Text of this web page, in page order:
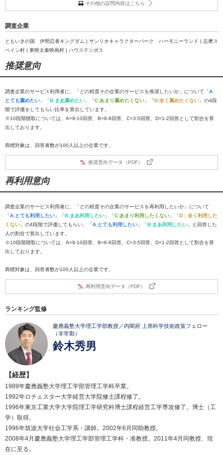
その他の設問内容はこちら
調査企業
ともいきの国 伊勢忍者キングダム | サンリオキャラクターパーク ハーモニーランド | 志摩ス
ペイン村 | 東映太秦映画村 | ハウステンボス
推奨意向
調査企業のサービス利用者に、「どの程度その企業のサービスを推奨したいか」について「A:
とても薦めたい 」「B:まあ薦めたい 」「C:あまり薦めたくない 」「D:全く薦めたくない 」の4段
階で評価をしてもらい比率を算出しています。
※10段階聴取については、A=9-10回答、B=6-8回答、C=3-5回答、D=1-2回答として割合を算
出しております。
商標対象は、回答者数が100人以上の企業です。
推奨意向データ（PDF）
再利用意向
調査企業のサービス利用者に、「どの程度その企業のサービスを再利用したいか」について
「A:とても利用したい 」「B:まあ利用したい 」「C:あまり利用したくない 」「D：全く利用した
くない 」の4段階で評価してもらい、「A:とても利用したい 」「B:まあ利用したい 」と回答した
人の割合で算出しています。
※10段階聴取については、A=9-10回答、B=6-8回答、C=3-5回答、D=1-2回答として割合を算
出しております。
商標対象は、回答者数が100人以上の企業です。
再利用意向データ（PDF）
ランキング監修
慶應義塾大学理工学部教授／内閣府 上席科学技術政策フェロー
（非常勤）
鈴木秀男
【経歴】
1989年慶應義塾大学理工学部管理工学科卒業。
1992年ロチェスター大学経営大学院修士課程修了。
1996年東京工業大学大学院理工学研究科博士課程経営工学専攻修了。博士（工
学）取得。
1996年筑波大学社会工学系・講師。2002年6月同助教授。
2008年4月慶應義塾大学理工学部管理工学科・准教授。2011年4月同教授、現
在に至る。